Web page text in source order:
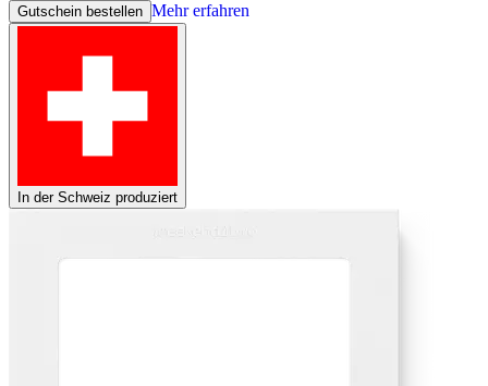
Gutschein bestellen Mehr erfahren
In der Schweiz produziert